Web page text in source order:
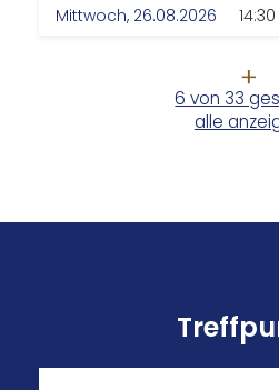
Mittwoch, 26.08.2026
6 von 33
alle